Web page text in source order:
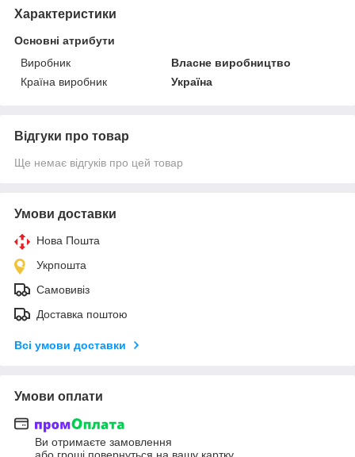
Характеристики
Основні атрибути
Виробник
Власне виробництво
Країна виробник
Україна
Відгуки про товар
Ще немає відгуків про цей товар
Умови доставки
Нова Пошта
Укрпошта
Самовивіз
Доставка поштою
Всі умови доставки
Умови оплати
Ви отримаєте замовлення